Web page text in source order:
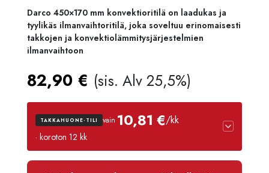
Darco 450×170 mm konvektioritilä on laadukas ja
tyylikäs ilmanvaihtoritilä, joka soveltuu erinomaisesti
takkojen ja konvektiolämmitysjärjestelmien
ilmanvaihtoon
82,90 € (sis. Alv 25,5%)
TAKKAHUONE-TILI vain 10,81 €/kk
· koroton 12 kk